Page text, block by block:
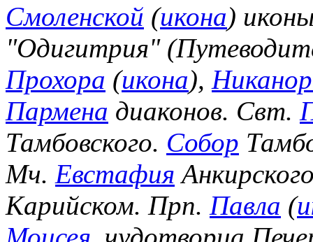
Смоленской (икона)
"Одигитрия"
Прохора (икона),
Пармена диаконов. Свт.
Тамбовского. Собор
Мч. Евстафия
Карийском. Прп. Павла (